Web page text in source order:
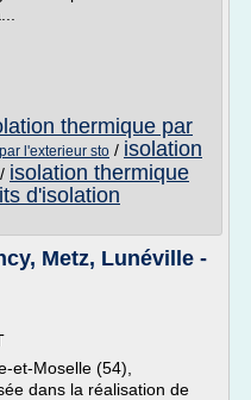
thermique par
l'exterieur sto / isolation
/ isolation thermique
d'isolation
Metz, Lunéville -
et-Moselle (54),
dans la réalisation de